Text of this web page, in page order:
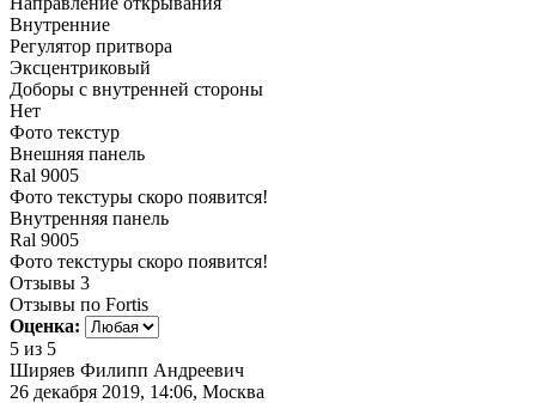
Внутренние
Регулятор притвора
Эксцентриковый
Доборы с внутренней стороны
Нет
Фото текстур
Внешняя панель
Ral 9005
Фото текстуры скоро появится!
Внутренняя панель
Ral 9005
Фото текстуры скоро появится!
Отзывы 3
Отзывы по Fortis
Оценка:
5 из 5
Ширяев Филипп Андреевич
26 декабря 2019, 14:06, Москва